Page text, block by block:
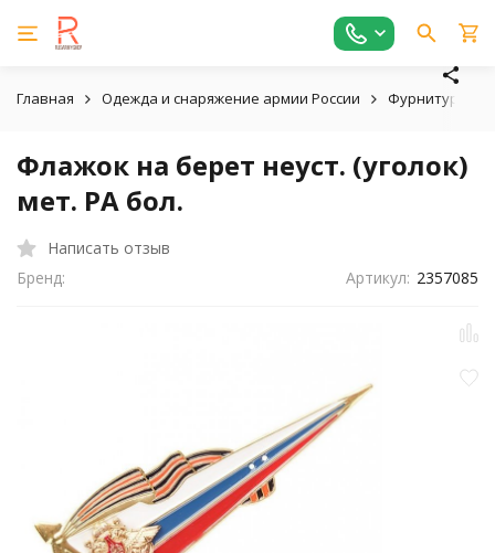
Главная Одежда и снаряжение армии России Фурнитуру
Флажок на берет неуст. (уголок)
мет. РА бол.
Написать отзыв
Бренд:
Артикул: 2357085